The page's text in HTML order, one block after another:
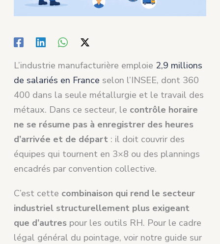
L’industrie manufacturière emploie 2,9 millions
de salariés en France selon l’INSEE, dont 360
400 dans la seule métallurgie et le travail des
métaux. Dans ce secteur, le contrôle horaire
ne se résume pas à enregistrer des heures
d’arrivée et de départ : il doit couvrir des
équipes qui tournent en 3×8 ou des plannings
encadrés par convention collective.
C’est cette combinaison qui rend le secteur
industriel structurellement plus exigeant
que d’autres pour les outils RH. Pour le cadre
légal général du pointage, voir notre guide sur